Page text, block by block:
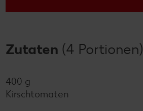
Zutaten (4 Portionen)
400 g
Kirschtomaten